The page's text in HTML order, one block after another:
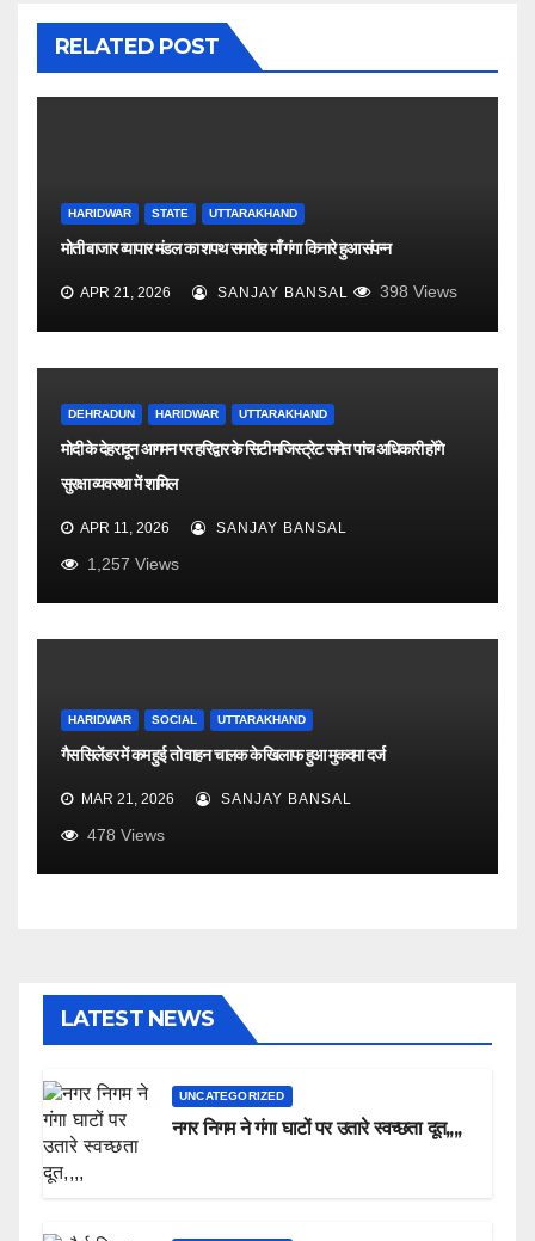
RELATED POST
HARIDWAR STATE UTTARAKHAND
मोती बाजार व्यापार मंडल का शपथ समारोह माँ गंगा किनारे हुआ संपन्न
APR 21, 2026 SANJAY BANSAL 398 Views
DEHRADUN HARIDWAR UTTARAKHAND
मोदी के देहरादून आगमन पर हरिद्वार के सिटी मजिस्ट्रेट समेत पांच अधिकारी होंगे
सुरक्षा व्यवस्था में शामिल
APR 11, 2026 SANJAY BANSAL
1,257 Views
HARIDWAR SOCIAL UTTARAKHAND
गैस सिलेंडर में कम हुई तो वाहन चालक के खिलाफ हुआ मुकदमा दर्ज
MAR 21, 2026 SANJAY BANSAL
478 Views
LATEST NEWS
UNCATEGORIZED
नगर निगम ने गंगा घाटों पर उतारे स्वच्छता दूत,,,,